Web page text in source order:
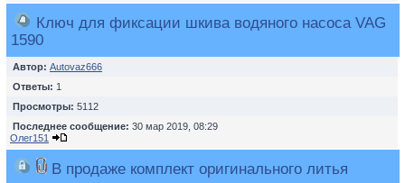
Ключ для фиксации шкива водяного насоса VAG
1590
Автор: Autovaz666
Ответы: 1
Просмотры: 5112
Последнее сообщение: 30 мар 2019, 08:29
Олег151
В продаже комплект оригинального литья